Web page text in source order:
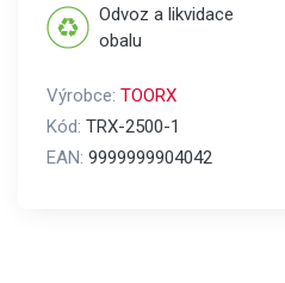
Odvoz a likvidace
obalu
Výrobce: TOORX
Kód: TRX-2500-1
EAN: 9999999904042